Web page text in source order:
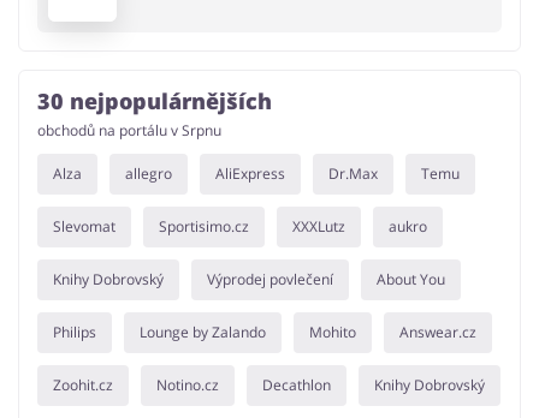
30 nejpopulárnějších
obchodů na portálu v Srpnu
Alza allegro AliExpress Dr.Max Temu
Slevomat Sportisimo.cz XXXLutz aukro
Knihy Dobrovský Výprodej povlečení About You
Philips Lounge by Zalando Mohito Answear.cz
Zoohit.cz Notino.cz Decathlon Knihy Dobrovský